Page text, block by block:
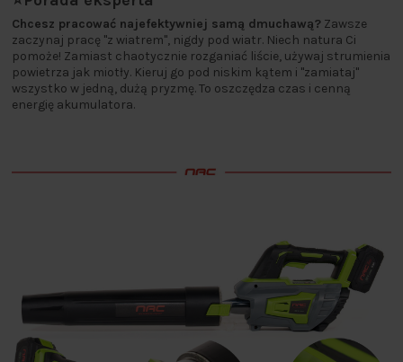
Chcesz pracować najefektywniej samą dmuchawą? Zawsze
zaczynaj pracę "z wiatrem", nigdy pod wiatr. Niech natura Ci
pomoże! Zamiast chaotycznie rozganiać liście, używaj strumienia
powietrza jak miotły. Kieruj go pod niskim kątem i "zamiataj"
wszystko w jedną, dużą pryzmę. To oszczędza czas i cenną
energię akumulatora.